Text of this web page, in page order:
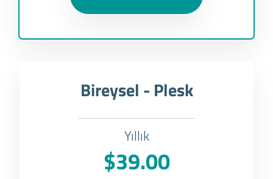
Bireysel - Plesk
Yıllık
$39.00